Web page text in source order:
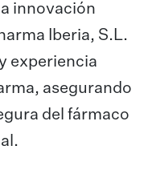
innovación
Iberia, S.L.
experiencia
asegurando
del fármaco